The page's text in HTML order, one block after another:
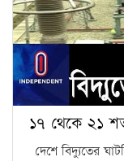
১৭ থেকে ২১
দেশে বিদ্যুতের